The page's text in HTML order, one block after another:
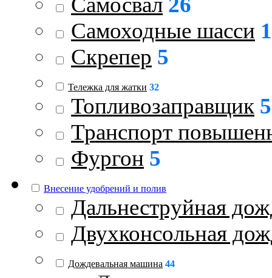
Самоходные шасси
Скрепер 5
Тележка для жатки 32
Топливозаправщик 5
Транспорт
Фургон 5
Внесение удобрений и полив
Дальнеструйная
Двухконсольная
Дождевальная машина 44